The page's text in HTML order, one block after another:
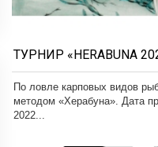
ТУРНИР «HERABUNA
По ловле карповых видов
методом «Херабуна». Дата
2022...